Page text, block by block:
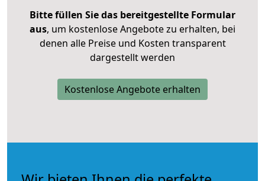
Bitte füllen Sie das bereitgestellte Formular
aus, um kostenlose Angebote zu erhalten, bei
denen alle Preise und Kosten transparent
dargestellt werden
Kostenlose Angebote erhalten